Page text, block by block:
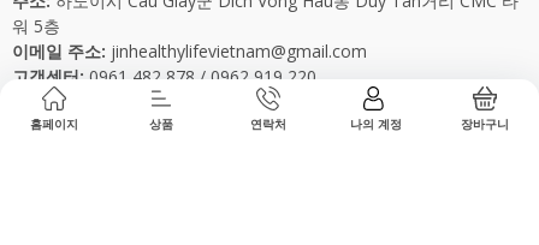
워 5층
이메일 주소: jinhealthylifevietnam@gmail.com
고객센터: 0961 482 878 / 0962 919 220
근무 시간:
월요일 ~ 금요일 09:00 ~ 17:00 (토,일,공휴일 제외)
홈페이지 상품 연락처 나의 계정 장바구니